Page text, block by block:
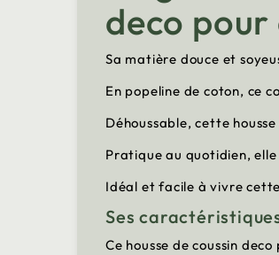
deco pour
Sa matière douce et
En popeline de coton, ce
Déhoussable, cette
Pratique au quotidien,
Idéal et facile à vivre
Ses
Ce housse de coussin